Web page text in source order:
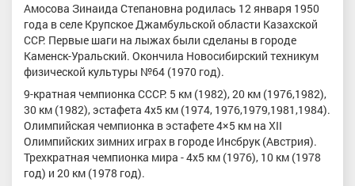
Амосова Зинаида Степановна родилась 12 января 1950
года в селе Крупское Джамбульской области Казахской
ССР. Первые шаги на лыжах были сделаны в городе
Каменск-Уральский. Окончила Новосибирский техникум
физической культуры №64 (1970 год).
9-кратная чемпионка СССР: 5 км (1982), 20 км (1976,1982),
30 км (1982), эстафета 4х5 км (1974, 1976,1979,1981,1984).
Олимпийская чемпионка в эстафете 4×5 км на XII
Олимпийских зимних играх в городе Инсбрук (Австрия).
Трехкратная чемпионка мира - 4х5 км (1976), 10 км (1978
год) и 20 км (1978 год).